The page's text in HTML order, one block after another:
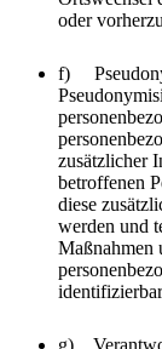
oder
f)
zusätzlicher
betroffenen
diese
werden und
Maßnahmen